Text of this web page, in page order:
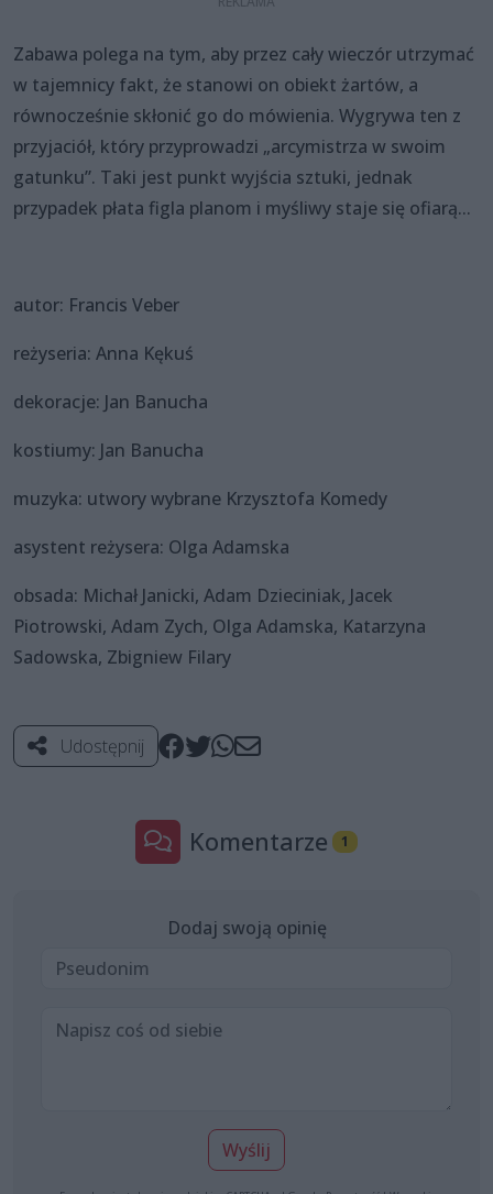
Zabawa polega na tym, aby przez cały wieczór utrzymać
w tajemnicy fakt, że stanowi on obiekt żartów, a
równocześnie skłonić go do mówienia. Wygrywa ten z
przyjaciół, który przyprowadzi „arcymistrza w swoim
gatunku”. Taki jest punkt wyjścia sztuki, jednak
przypadek płata figla planom i myśliwy staje się ofiarą...
autor: Francis Veber
reżyseria: Anna Kękuś
dekoracje: Jan Banucha
kostiumy: Jan Banucha
muzyka: utwory wybrane Krzysztofa Komedy
asystent reżysera: Olga Adamska
obsada: Michał Janicki, Adam Dzieciniak, Jacek
Piotrowski, Adam Zych, Olga Adamska, Katarzyna
Sadowska, Zbigniew Filary
Udostępnij
Komentarze 1
Dodaj swoją opinię
Wyślij